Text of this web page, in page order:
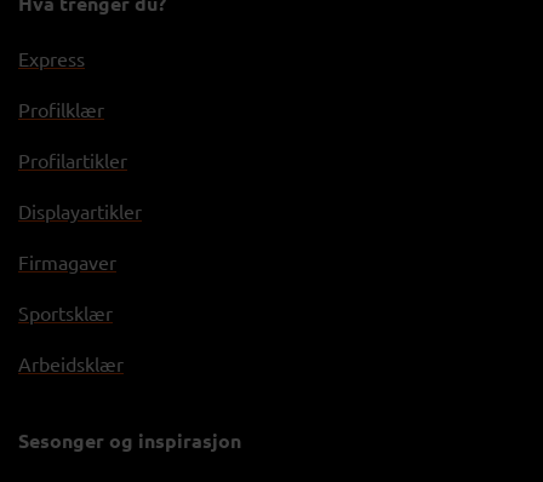
Express
Profilklær
Profilartikler
Displayartikler
Firmagaver
Sportsklær
Arbeidsklær
Sesonger og inspirasjon